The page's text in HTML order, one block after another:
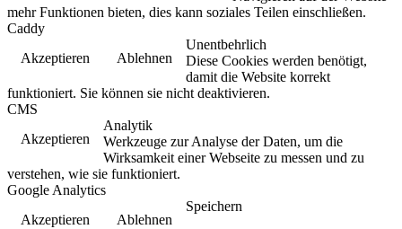
mehr Funktionen bieten, dies kann soziales Teilen einschließen.
Caddy
Akzeptieren
Ablehnen
Unentbehrlich
Diese Cookies werden benötigt,
damit die Website korrekt
funktioniert. Sie können sie nicht deaktivieren.
CMS
Akzeptieren
Analytik
Werkzeuge zur Analyse der Daten, um die
Wirksamkeit einer Webseite zu messen und zu
verstehen, wie sie funktioniert.
Google Analytics
Akzeptieren
Ablehnen
Speichern